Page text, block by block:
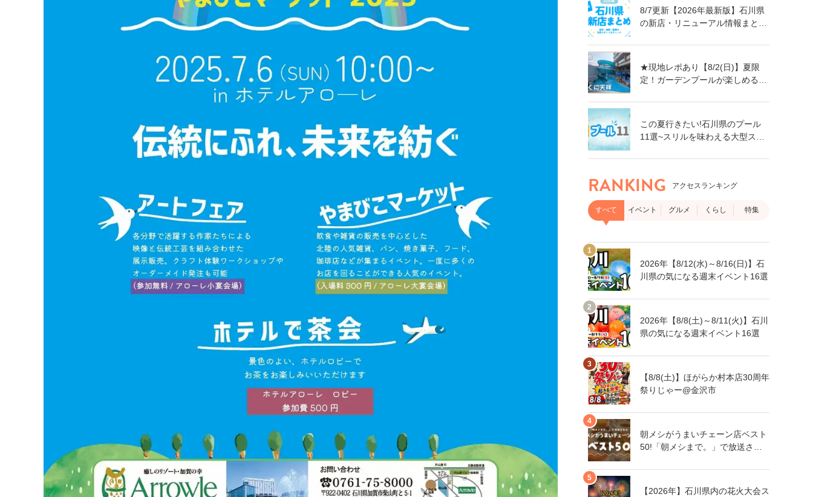
8/7更新【2026年最新版】石川県
の新店・リニューアル情報まとめ
トをチェック！
★現地レポあり【8/2(日)】夏限
定！ガーデンプールが楽しめる親
@加賀市
この夏行きたい!石川県のプール
11選~スリルを味わえる大型スラ
プールも!~
RANKING アクセスランキング
すべて イベント グルメ くらし 特集
2026年【8/12(水)～8/16(日)】石
川県の気になる週末イベント16選
2026年【8/8(土)～8/11(火)】石川
県の気になる週末イベント16選
【8/8(土)】ほがらか村本店30周年
祭りじゃー@金沢市
朝メシがうまいチェーン店ベスト
50!「朝メシまで。」で放送され
県にもあるあの店舗!
【2026年】石川県内の花火大会ス